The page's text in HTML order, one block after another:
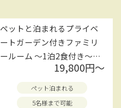
ペットと泊まれるプライベ
ートガーデン付きファミリ
ールーム ～1泊2食付き～★
19,800円〜
ペット泊まれる
5名様まで可能